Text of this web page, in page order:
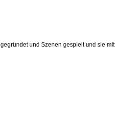
und Szenen gespielt und sie mit